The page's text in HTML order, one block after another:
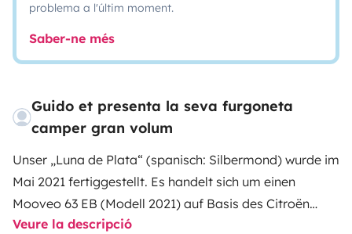
problema a l'últim moment.
Saber-ne més
Guido et presenta la seva furgoneta
camper gran volum
Unser „Luna de Plata“ (spanisch: Silbermond) wurde im
Mai 2021 fertiggestellt. Es handelt sich um einen
Mooveo 63 EB (Modell 2021) auf Basis des Citroën
Jumper. Die Modellbeschreibung EB (Einzelbetten) trifft
Veure la descripció